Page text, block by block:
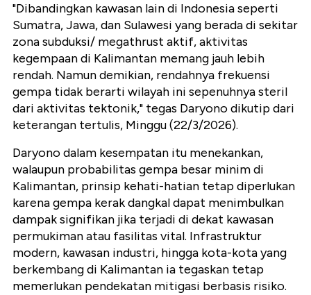
"Dibandingkan kawasan lain di Indonesia seperti
Sumatra, Jawa, dan Sulawesi yang berada di sekitar
zona subduksi/ megathrust aktif, aktivitas
kegempaan di Kalimantan memang jauh lebih
rendah. Namun demikian, rendahnya frekuensi
gempa tidak berarti wilayah ini sepenuhnya steril
dari aktivitas tektonik," tegas Daryono dikutip dari
keterangan tertulis, Minggu (22/3/2026).
Daryono dalam kesempatan itu menekankan,
walaupun probabilitas gempa besar minim di
Kalimantan, prinsip kehati-hatian tetap diperlukan
karena gempa kerak dangkal dapat menimbulkan
dampak signifikan jika terjadi di dekat kawasan
permukiman atau fasilitas vital. Infrastruktur
modern, kawasan industri, hingga kota-kota yang
berkembang di Kalimantan ia tegaskan tetap
memerlukan pendekatan mitigasi berbasis risiko.